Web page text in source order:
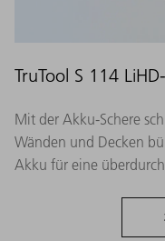
TruTool S 114
Mit der Akku-Schere
Wänden und Decken
Akku für eine